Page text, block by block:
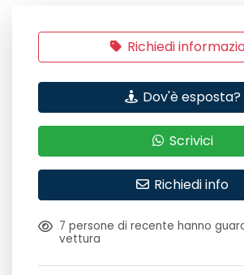
Richiedi
Dov'è esposta?
Scrivici
Richiedi info
7 persone di recente hanno
vettura